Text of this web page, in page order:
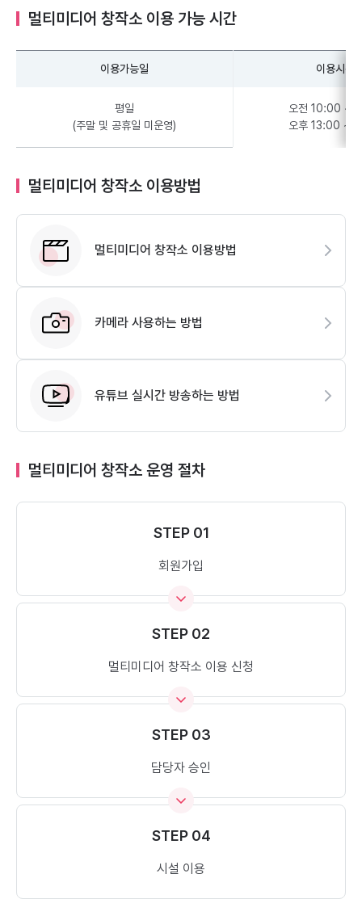
멀티미디어 창작소 이용 가능 시간
이용가능일 이용시간
평일
(주말 및 공휴일 미운영)
오전 10:00 ~
오후 13:00 ~
멀티미디어 창작소 이용방법
멀티미디어 창작소 이용방법
카메라 사용하는 방법
유튜브 실시간 방송하는 방법
멀티미디어 창작소 운영 절차
STEP 01
회원가입
STEP 02
멀티미디어 창작소 이용 신청
STEP 03
담당자 승인
STEP 04
시설 이용